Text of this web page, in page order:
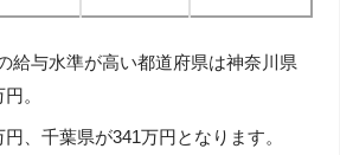
給与水準が高い都道府県は神奈川県
。
、千葉県が341万円となります。